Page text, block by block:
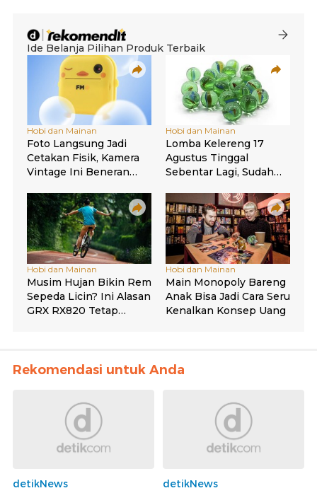
Rekomendasi untuk Anda
detikNews
detikNews